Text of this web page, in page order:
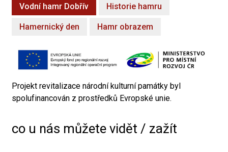
Vodní hamr Dobřív Historie hamru
Hamernický den Hamr obrazem
Projekt revitalizace národní kulturní památky byl
spolufinancován z prostředků Evropské unie.
co u nás můžete vidět / zažít